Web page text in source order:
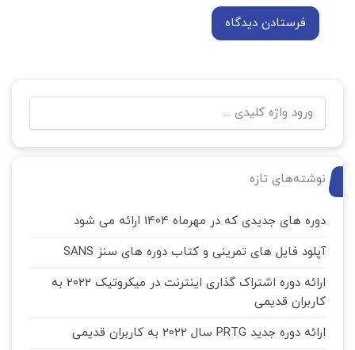
نوشته‌های تازه
دوره های جدیدی که در مهرماه 1404 ارائه می شود
آپلود فایل های تمرینی و کتاب دوره های سنز SANS
ارائه دوره اشتراک گذاری اینترنت در میکروتیک 2022 به
کاربران قدیمی
ارائه دوره جدید PRTG سال 2022 به کاربران قدیمی